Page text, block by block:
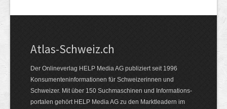
Atlas-Schweiz.ch
Der Onlineverlag HELP Media AG publiziert seit 1996
Konsumenten­infor­mationen für Schwei­zerinnen und
Schweizer. Mit über 150 Such­ma­schinen und Infor­mations­
portalen gehört HELP Media AG zu den Markt­leadern im